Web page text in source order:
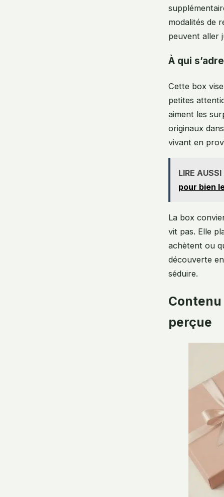
modalités de
peuvent aller
À qui
Cette box
petites
aiment les
originaux
vivant en
LIRE AUSSI
pour bien
La box
vit pas. Elle
achètent ou
découverte
séduire.
perçue